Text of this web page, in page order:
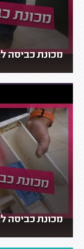
מכונת כביסה
מכונת כביסה